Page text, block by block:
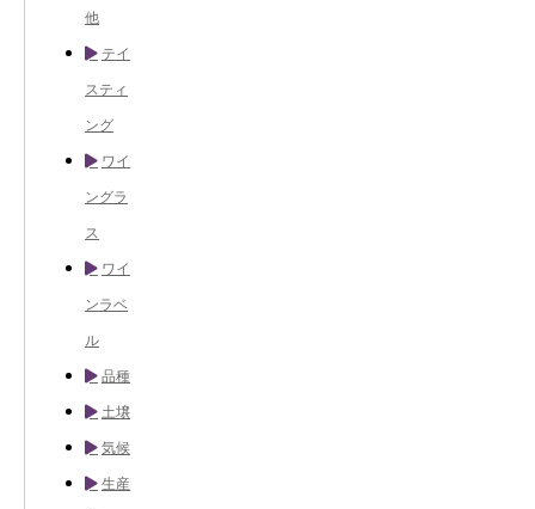
他
テイ
スティ
ング
ワイ
ングラ
ス
ワイ
ンラベ
ル
品種
土壌
気候
生産